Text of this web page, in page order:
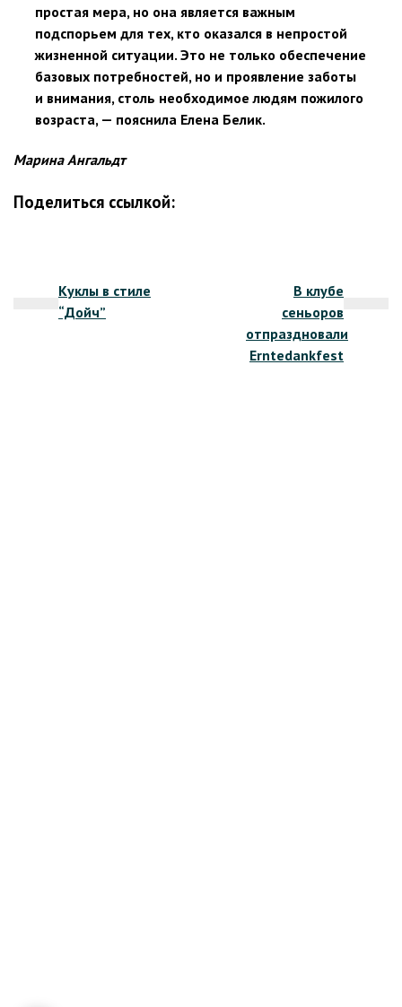
простая мера, но она является важным
подспорьем для тех, кто оказался в непростой
жизненной ситуации. Это не только обеспечение
базовых потребностей, но и проявление заботы
и внимания, столь необходимое людям пожилого
возраста, — пояснила Елена Белик.
Марина Ангальдт
Поделиться ссылкой:
Куклы в стиле
“Дойч”
В клубе
сеньоров
отпраздновали
Erntedankfest